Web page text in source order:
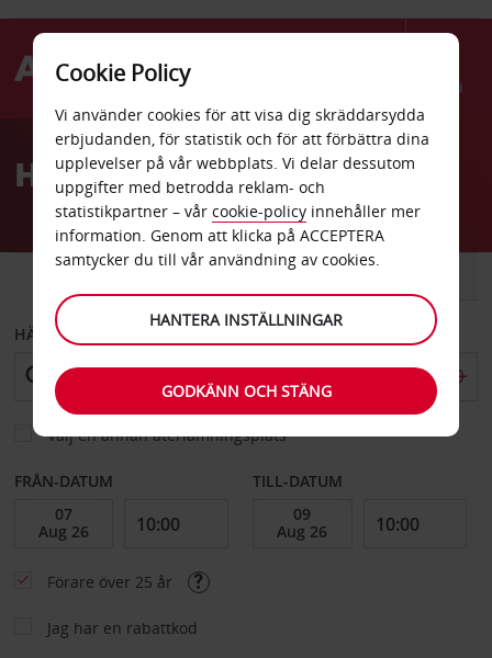
Menu
AvisHyrbil Collierville
BIL
HÄMTA FRÅN
Välj en annan återlämningsplats
FRÅN-DATUM TILL-DATUM
Förare över 25 år
Jag har en rabattkod
Cookie Policy
Vi använder cookies för att visa dig skräddarsydda
erbjudanden, för statistik och för att förbättra dina
upplevelser på vår webbplats. Vi delar dessutom
uppgifter med betrodda reklam- och
statistikpartner – vår cookie-policy innehåller mer
information. Genom att klicka på ACCEPTERA
samtycker du till vår användning av cookies.
HANTERA INSTÄLLNINGAR
GODKÄNN OCH STÄNG